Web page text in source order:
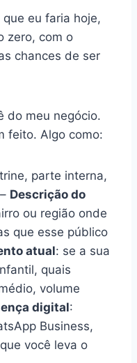
eu faria hoje,
zero, com o
chances de ser
do meu negócio.
feito. Algo como:
parte interna,
Descrição do
ou região onde
que esse público
atual: se a sua
quais
volume
digital:
Business,
você leva o